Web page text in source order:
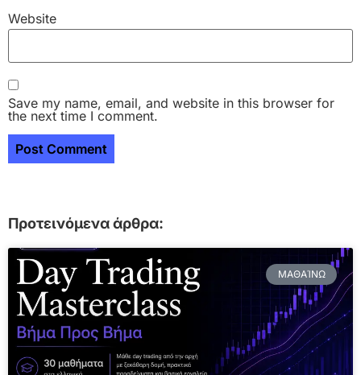
Website
Save my name, email, and website in this browser for
the next time I comment.
Προτεινόμενα άρθρα:
ΜΑΘΑΊΝΩ